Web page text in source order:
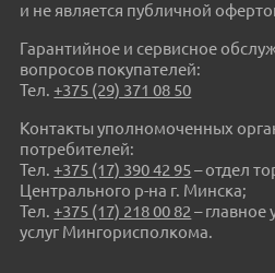
и не является публичной
Гарантийное и сервисное
вопросов покупателей:
Тел.+375 (29) 371 08 50
Контакты уполномоченных
потребителей:
Тел.+375 (17) 390 42 95– отдел
Центрального р-на г. Минска;
Тел.+375 (17) 218 00 82 – главное
услуг Мингорисполкома.